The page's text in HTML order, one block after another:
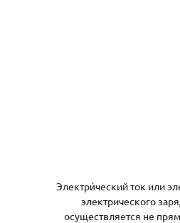
Электри́ческий ток или
электрического
осуществляется не